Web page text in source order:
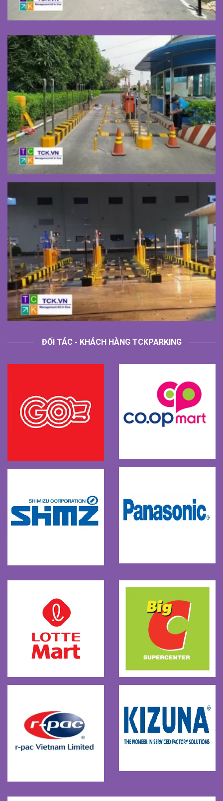
ĐỐI TÁC - KHÁCH HÀNG TCKPARKING